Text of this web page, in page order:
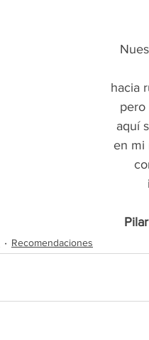
hacia
pero
aquí
en mi
Recomendaciones